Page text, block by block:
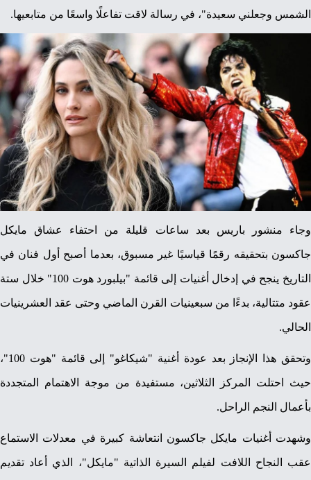
الشمس وجعلني سعيدة"، في رسالة لاقت تفاعلًا واسعًا من متابعيها.
وجاء منشور باريس بعد ساعات قليلة من احتفاء عشاق مايكل
جاكسون بتحقيقه رقمًا قياسيًا غير مسبوق، بعدما أصبح أول فنان في
التاريخ ينجح في إدخال أغنيات إلى قائمة "بيلبورد هوت 100" خلال ستة
عقود متتالية، بدءًا من سبعينيات القرن الماضي وحتى عقد العشرينيات
الحالي.
وتحقق هذا الإنجاز بعد عودة أغنية "شيكاغو" إلى قائمة "هوت 100"،
حيث احتلت المركز الثلاثين، مستفيدة من موجة الاهتمام المتجددة
بأعمال النجم الراحل.
وشهدت أغنيات مايكل جاكسون انتعاشة كبيرة في معدلات الاستماع
عقب النجاح اللافت لفيلم السيرة الذاتية "مايكل"، الذي أعاد تقديم